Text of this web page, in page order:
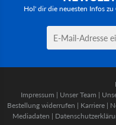
Hol' dir die neuesten Infos
Impressum | Unser Team |
Bestellung widerrufen | Karriere |
Mediadaten |